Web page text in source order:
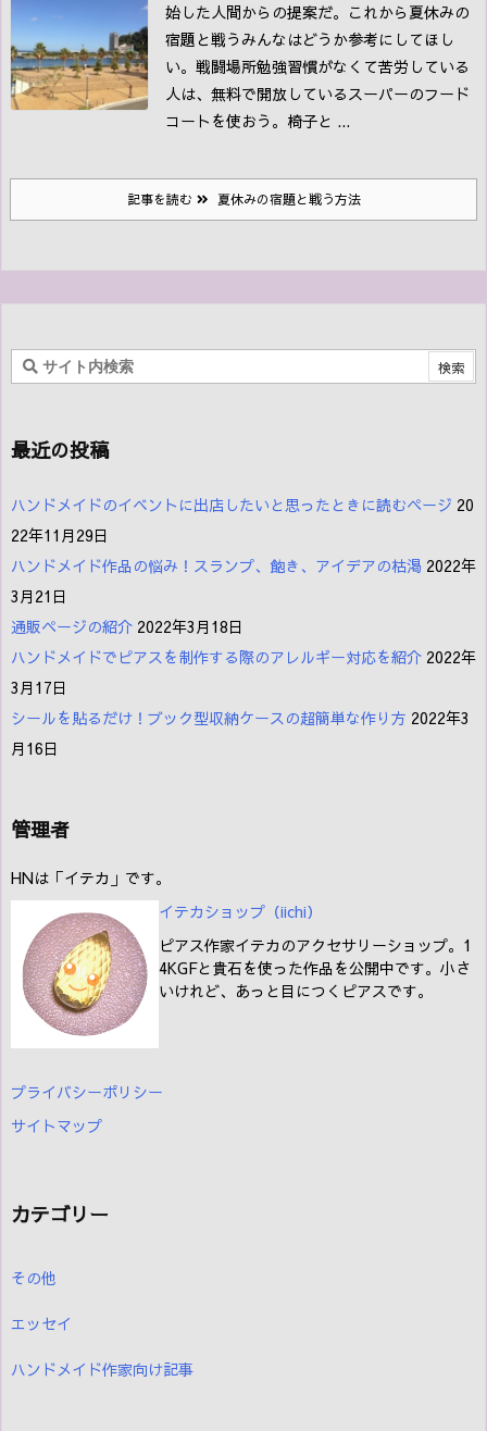
始した人間からの提案だ。これから夏休みの
宿題と戦うみんなはどうか参考にしてほし
い。 戦闘場所勉強習慣がなくて苦労している
人は、無料で開放しているスーパーのフード
コートを使おう。椅子と ...
記事を読む 夏休みの宿題と戦う方法
最近の投稿
ハンドメイドのイベントに出店したいと思ったときに読むページ 20
22年11月29日
ハンドメイド作品の悩み！スランプ、飽き、アイデアの枯渇 2022年
3月21日
通販ページの紹介 2022年3月18日
ハンドメイドでピアスを制作する際のアレルギー対応を紹介 2022年
3月17日
シールを貼るだけ！ブック型収納ケースの超簡単な作り方 2022年3
月16日
管理者
HNは「イテカ」です。
イテカショップ（iichi）
ピアス作家イテカのアクセサリーショップ。1
4KGFと貴石を使った作品を公開中です。小さ
いけれど、あっと目につくピアスです。
プライバシーポリシー
サイトマップ
カテゴリー
その他
エッセイ
ハンドメイド作家向け記事